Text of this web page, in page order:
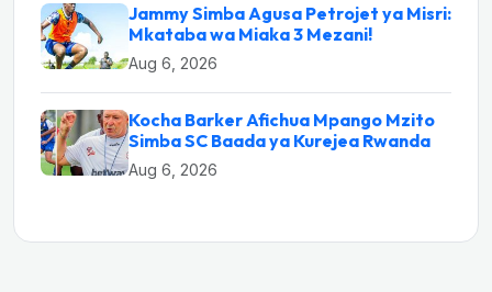
Jammy Simba Agusa Petrojet ya Misri:
Mkataba wa Miaka 3 Mezani!
Aug 6, 2026
Kocha Barker Afichua Mpango Mzito
Simba SC Baada ya Kurejea Rwanda
Aug 6, 2026